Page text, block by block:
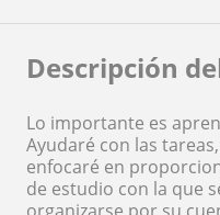
Descripción
Lo importante es
Ayudaré con las
enfocaré en
de estudio con la que